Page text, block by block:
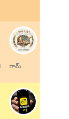
. . రామ్...